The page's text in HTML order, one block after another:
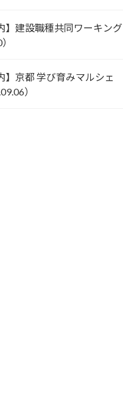
】建設職種共同ワーキング
京都 学び育みマルシェ
）